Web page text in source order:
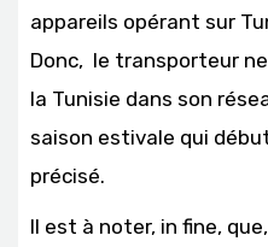
appareils opérant sur
Donc, le transporteur
la Tunisie dans son
saison estivale qui
précisé.
Il est à noter, in fine,